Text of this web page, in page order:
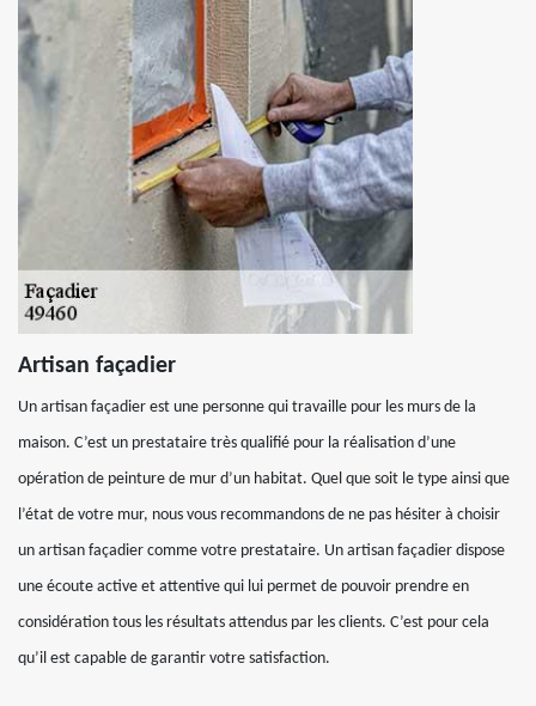
Artisan façadier
Un artisan façadier est une personne qui travaille pour les murs de la
maison. C’est un prestataire très qualifié pour la réalisation d’une
opération de peinture de mur d’un habitat. Quel que soit le type ainsi que
l’état de votre mur, nous vous recommandons de ne pas hésiter à choisir
un artisan façadier comme votre prestataire. Un artisan façadier dispose
une écoute active et attentive qui lui permet de pouvoir prendre en
considération tous les résultats attendus par les clients. C’est pour cela
qu’il est capable de garantir votre satisfaction.